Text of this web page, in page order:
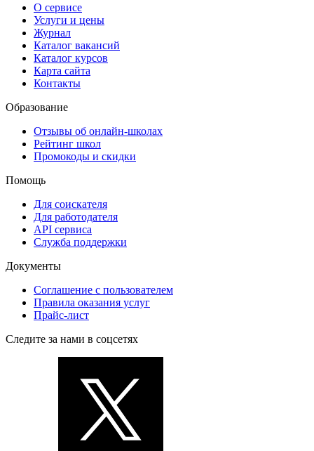
О сервисе
Услуги и цены
Журнал
Каталог вакансий
Каталог курсов
Карта сайта
Контакты
Образование
Отзывы об онлайн-школах
Рейтинг школ
Промокоды и скидки
Помощь
Для соискателя
Для работодателя
API сервиса
Служба поддержки
Документы
Соглашение с пользователем
Правила оказания услуг
Прайс-лист
Следите за нами в соцсетях